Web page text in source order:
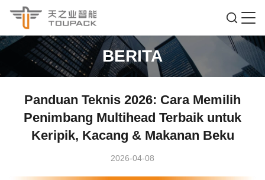
BERITA
Panduan Teknis 2026: Cara Memilih
Penimbang Multihead Terbaik untuk
Keripik, Kacang & Makanan Beku
2026-04-08